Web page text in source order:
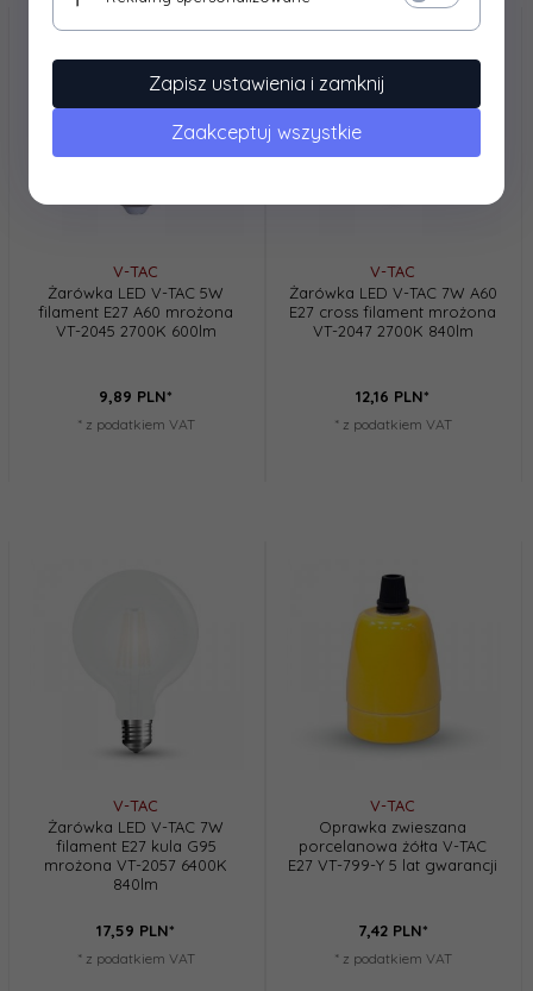
V-TAC
Żarówka LED V-TAC 5W
filament E27 A60 mrożona
VT-2045 2700K 600lm
9,89 PLN*
* z podatkiem VAT
V-TAC
Żarówka LED V-TAC 7W A60
E27 cross filament mrożona
VT-2047 2700K 840lm
12,16 PLN*
* z podatkiem VAT
V-TAC
Żarówka LED V-TAC 7W
filament E27 kula G95
mrożona VT-2057 6400K
840lm
17,59 PLN*
* z podatkiem VAT
V-TAC
Oprawka zwieszana
porcelanowa żółta V-TAC
E27 VT-799-Y 5 lat gwarancji
7,42 PLN*
* z podatkiem VAT
Zapisz ustawienia i zamknij
Zaakceptuj wszystkie